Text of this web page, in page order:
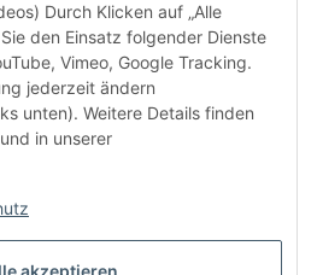
dass
Durch Klicken auf „Alle
den Einsatz folgender Dienste
Vimeo, Google Tracking.
jederzeit ändern
unten). Weitere Details finden
und in unserer
akzeptieren